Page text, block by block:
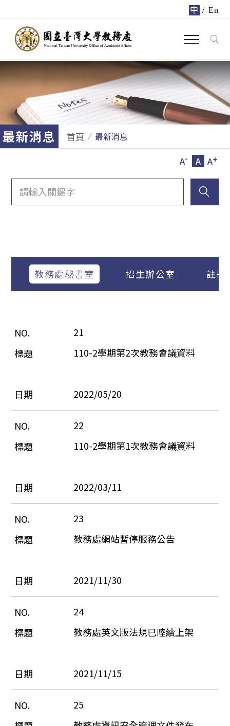
中 / En
最新消息 首頁
最新消息
A- A A+
教務處秘書室 招生辦公室 註冊
21
110-2學期第2次教務會議資料
2022/05/20
22
110-2學期第1次教務會議資料
2022/03/11
23
教務處網站暫停服務公告
2021/11/30
24
教務處英文版法規已陸續上架
2021/11/15
25